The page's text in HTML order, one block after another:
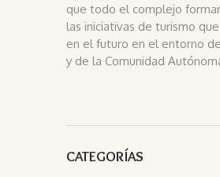
que todo el complejo
las iniciativas de turismo
en el futuro en el entorno
y de la Comunidad
CATEGORÍAS